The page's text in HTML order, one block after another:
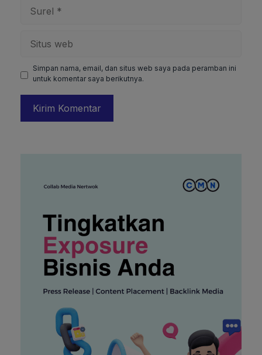
web
Simpan nama, email, dan situs web saya pada peramban ini
untuk komentar saya berikutnya.